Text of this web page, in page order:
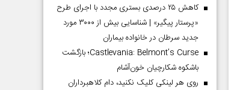
کاهش ۲۵ درصدی بستری مجدد با اجرای طرح
«پرستار پیگیر» | شناسایی بیش از ۳۰۰۰ مورد
جدید سرطان در خانواده بیماران
Castlevania: Belmont’s Curse؛ بازگشت
باشکوه شکارچیان خون‌آشام
روی هر لینکی کلیک نکنید، دام کلاهبرداران